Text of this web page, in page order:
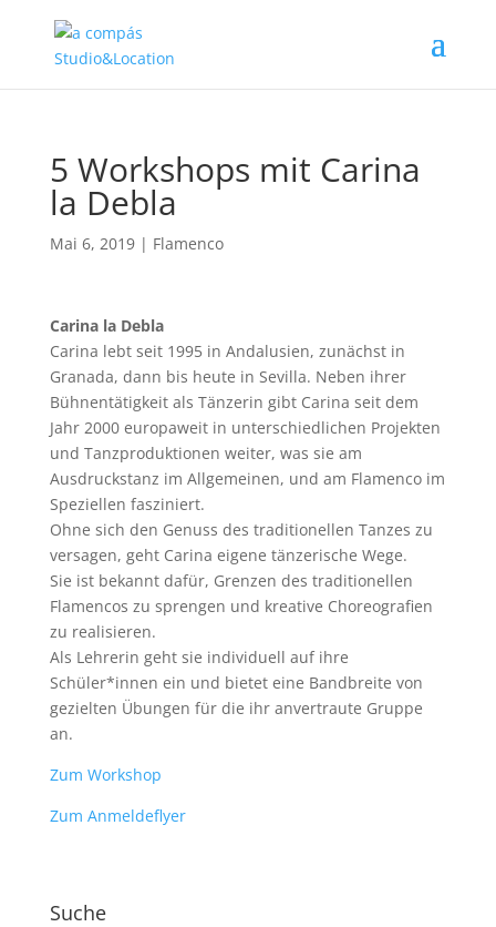
5 Workshops mit Carina
la Debla
Mai 6, 2019| Flamenco
Carina la Debla
Carina lebt seit 1995 in Andalusien, zunächst in
Granada, dann bis heute in Sevilla. Neben ihrer
Bühnentätigkeit als Tänzerin gibt Carina seit dem
Jahr 2000 europaweit in unterschiedlichen Projekten
und Tanzproduktionen weiter, was sie am
Ausdruckstanz im Allgemeinen, und am Flamenco im
Speziellen fasziniert.
Ohne sich den Genuss des traditionellen Tanzes zu
versagen, geht Carina eigene tänzerische Wege.
Sie ist bekannt dafür, Grenzen des traditionellen
Flamencos zu sprengen und kreative Choreografien
zu realisieren.
Als Lehrerin geht sie individuell auf ihre
Schüler*innen ein und bietet eine Bandbreite von
gezielten Übungen für die ihr anvertraute Gruppe
an.
Zum Workshop
Zum Anmeldeflyer
Suche